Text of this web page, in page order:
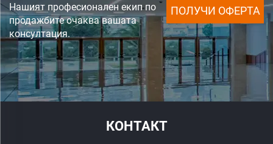
Нашият професионален екип по
продажбите очаква вашата
консултация.
ПОЛУЧИ ОФЕРТА
КОНТАКТ